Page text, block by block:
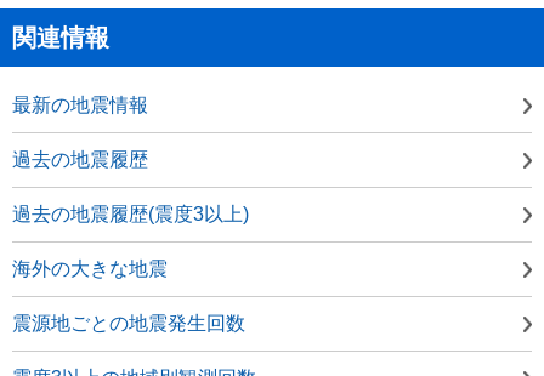
関連情報
最新の地震情報
過去の地震履歴
過去の地震履歴(震度3以上)
海外の大きな地震
震源地ごとの地震発生回数